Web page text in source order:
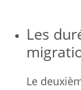
Les
Le